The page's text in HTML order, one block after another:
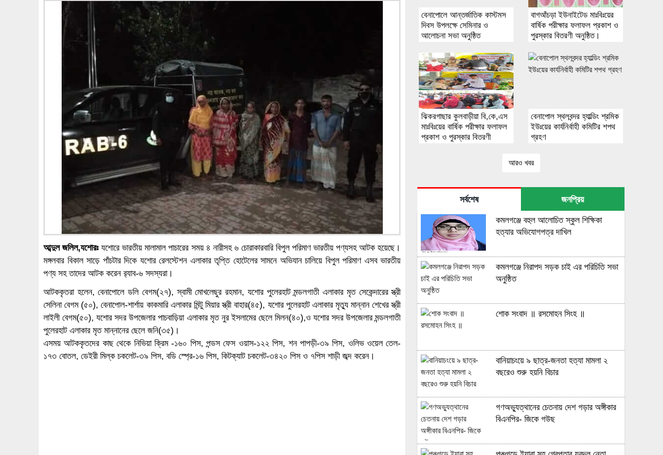
আব্দুল জলিল,যশোরঃযশোরে ভারতীয় মালামাল পাচারের সময় ৪ নারীসহ ৬ চোরাকারবারি বিপুল পরিমাণ ভারতীয় পণ্যসহ আটক হয়েছে।
মঙ্গলবার বিকাল সাড়ে পাঁচটার দিকে যশোর রেলস্টেশন এলাকার তৃপ্তি হোটেলের সামনে অভিযান চালিয়ে বিপুল পরিমাণ এসব ভারতীয়
পণ্য সহ তাদের আটক করেন র‌্যাব-৬ সদস্যরা।
আটককৃতরা হলেন, বেনাপোলে ডলি বেগম(২৭), স্বামী মোখলেছুর রহমান, যশোর পুলেরহাট মন্ডলগাতী এলাকার মৃত সেকেন্দারের স্ত্রী
সেলিনা বেগম (৫০), বেনাপোল-শার্শায় কাকমারি এলাকার মিন্টু মিয়ার স্ত্রী বাহার(৪৫), যশোর পুলেরহাট এলাকার মৃত্যু মান্নান শেখের স্ত্রী
লাইলী বেগম(৫০), যশোর সদর উপজেলার পাচবাড়িয়া এলাকার মৃত নুর ইসলামের ছেলে মিলন(৪০),ও যশোর সদর উপজেলার মন্ডলগাতী
পুলেরহাট এলাকার মৃত মান্নানের ছেলে জনি(৩৫)।
এসময় আটককৃতদের কাছ থেকে নিভিয়া ক্রিম -১৬০ পিস, পন্ডস ফেস ওয়াস-১২২ পিস, শন পাপড়ী-৩৯ পিস, ওলিভ ওয়েল তেল-
১৭৩ বোতল, ডেইরী মিল্ক চকলেট-৩৯ পিস, বডি স্প্রে-১৬ পিস, কিটক্যাট চকলেট-৩৪২০ পিস ও ৭পিস শাড়ী জব্দ করেন।
বেনাপোলে আন্তর্জাতিক কাস্টমস
দিবস উপলক্ষে সেমিনার ও
আলোচনা সভা অনুষ্ঠিত
বাগআঁচড়া ইউনাইটেড মাঃবিঃয়ের
বার্ষিক পরীক্ষার ফলাফল প্রকাশ ও
পুরস্কার বিতরণী অনুষ্ঠিত।
ঝিকরগাছার কুলবাড়ীয়া বি,কে,এস
মাঃবিঃয়ের বার্ষিক পরীক্ষার ফলাফল
প্রকাশ ও পুরস্কার বিতরণী
বেনাপোল স্থলবন্দর হ্যাল্ডিং শ্রমিক
ইউঃয়ের কার্যনির্বাহী কমিটির শপথ
গ্রহণ
আরও খবর
সর্বশেষ জনপ্রিয়
কমলগঞ্জে বহুল আলোচিত স্কুল শিক্ষিকা
হত্যার অভিযোগপত্র দাখিল
কমলগঞ্জে নিরাপদ সড়ক চাই এর পরিচিতি সভা
অনুষ্ঠিত
শোক সংবাদ ॥ রসমোহন সিংহ ॥
বানিয়াচংয়ে ৯ ছাত্র-জনতা হত্যা মামলা ২
বছরেও শুরু হয়নি বিচার
গণঅভ্যুত্থানের চেতনায় দেশ গড়ার অঙ্গীকার
বিএনপির- জিকে গউছ